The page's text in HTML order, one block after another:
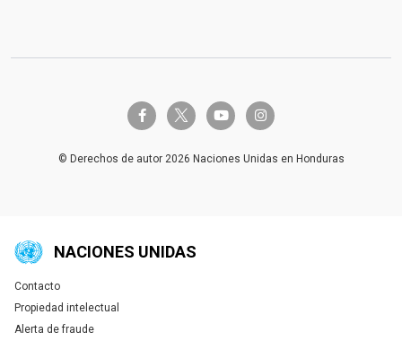
facebook-ftwitter-x youtube instagram
© Derechos de autor 2026 Naciones Unidas en Honduras
NACIONES UNIDAS
Global U.N. menu
Contacto
Propiedad intelectual
Alerta de fraude